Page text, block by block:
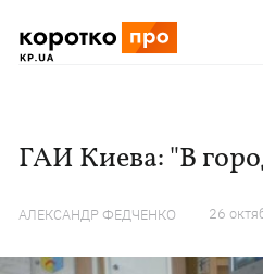
ГАИ Киева: "В
АЛЕКСАНДР ФЕДЧЕНКО 26